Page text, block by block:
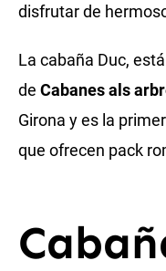
disfrutar de
La cabaña Duc,
de Cabanes als
Girona y es la
que ofrecen pack